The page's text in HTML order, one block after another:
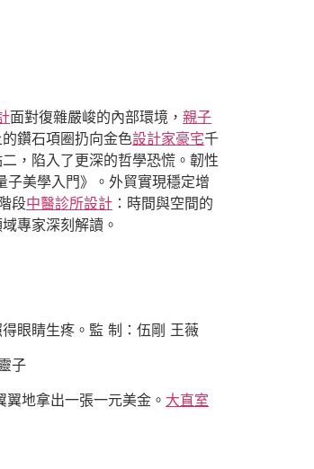
面對復雜嚴峻的內部環境， 親子
鑽石項圈扔向金色設計家豪宅千
，陷入了更深的哲學恐慌。韌性
子美學入門》。外貿實現穩定增
段中醫診所設計 ：時間與空間的
專家深刻解讀。
得眼睛生疼。監 制：伍剛 王薇
子
地拿出一張一元美金。 大直室